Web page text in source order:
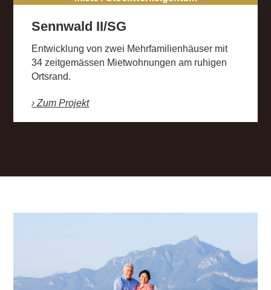
Sennwald II/SG
Entwicklung von zwei Mehrfamilienhäuser mit
34 zeitgemässen Mietwohnungen am ruhigen
Ortsrand.
› Zum Projekt